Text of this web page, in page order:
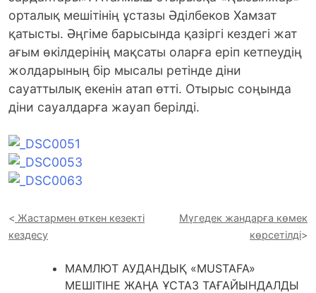
орталық мешітінің ұстазы Әділбеков Хамзат
қатысты. Әңгіме барысында қазіргі кездегі жат
ағым өкілдерінің мақсаты оларға еріп кетпеудің
жолдарының бір мысалы ретінде діни
сауаттылық екенін атап өтті. Отырыс соңында
діни сауалдарға жауап берілді.
Жастармен өткен кезекті
кездесу
Мүгедек жандарға көмек
көрсетілді
МАМЛЮТ АУДАНДЫҚ «MUSTAFA»
МЕШІТІНЕ ЖАҢА ҰСТАЗ ТАҒАЙЫНДАЛДЫ